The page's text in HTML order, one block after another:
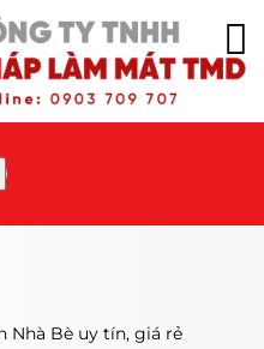
Nhà Bè uy tín, giá rẻ